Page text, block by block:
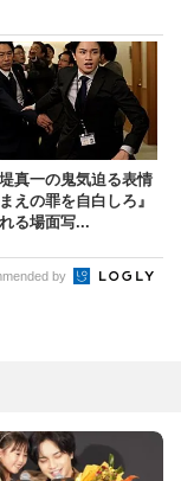
真一の鬼気迫る表情
えの罪を自白しろ』
る場面写...
by